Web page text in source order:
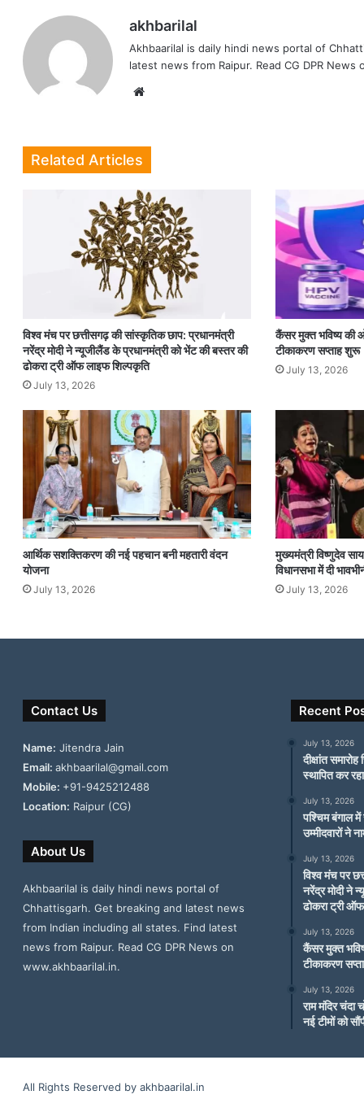
akhbarilal
Akhbaarilal is daily hindi news portal of
latest news from Raipur. Read CG DPR News
Related Articles
विश्व मंच पर छत्तीसगढ़ की सांस्कृतिक छाप: प्रधानमंत्री
नरेंद्र मोदी ने न्यूजीलैंड के प्रधानमंत्री को भेंट की बस्तर की
ढोकरा ट्री ऑफ लाइफ शिल्पकृति
July 13, 2026
कैंसर मुक्त भविष्य की
टीकाकरण सप्ताह शुरू
July 13, 2026
आर्थिक सशक्तिकरण की नई पहचान बनी महतारी वंदन
योजना
July 13, 2026
मुख्यमंत्री विष्णुदेव
विधानसभा में दी
July 13, 2026
Contact Us
Name: Jitendra Jain
Email:akhbaarilal@gmail.com
Mobile: +91-9425212488
Location: Raipur (CG)
About Us
Akhbaarilal is daily hindi news portal of
Chhattisgarh. Get breaking and latest news
from Indian including all states. Find latest
news from Raipur. Read CG DPR News on
www.akhbaarilal.in.
Recent
July 13, 2026
दीक्षांत
स्थापित कर
July 13, 2026
पश्चिम बंगाल
उम्मीदवारों ने
July 13, 2026
विश्व मंच पर
नरेंद्र मोदी ने
ढोकरा ट्री
July 13, 2026
कैंसर मुक्त
टीकाकरण
July 13, 2026
राम मंदिर चंदा
नई टीमों को
All Rights Reserved by akhbaarilal.in